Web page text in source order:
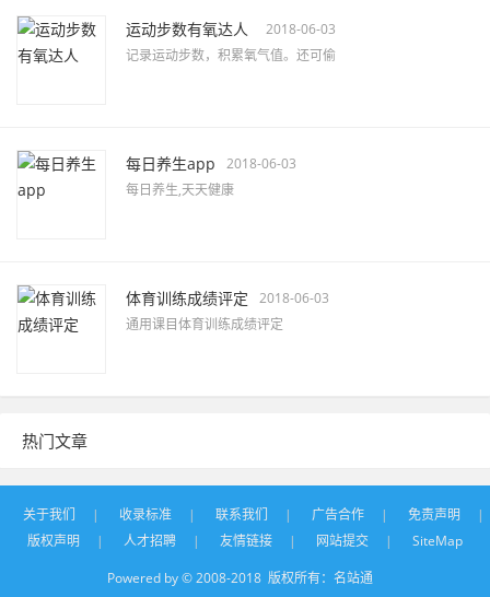
运动步数有氧达人
2018-06-03
记录运动步数，积累氧气值。还可偷
每日养生app
2018-06-03
每日养生,天天健康
体育训练成绩评定
2018-06-03
通用课目体育训练成绩评定
热门文章
关于我们 | 收录标准 | 联系我们 | 广告合作 | 免责声明
|
版权声明
| 人才招聘 | 友情链接 | 网站提交 |
SiteMap
Powered by © 2008-2018 版权所有： 名站通